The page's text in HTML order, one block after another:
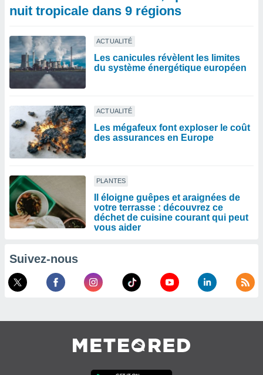
nuit tropicale dans 9 régions
ACTUALITÉ
Les canicules révèlent les limites
du système énergétique européen
ACTUALITÉ
Les mégafeux font exploser le coût
des assurances en Europe
PLANTES
Il éloigne guêpes et araignées de
votre terrasse : découvrez ce
déchet de cuisine courant qui peut
vous aider
Suivez-nous